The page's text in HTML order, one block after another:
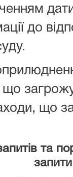
до
що
що
та
запити